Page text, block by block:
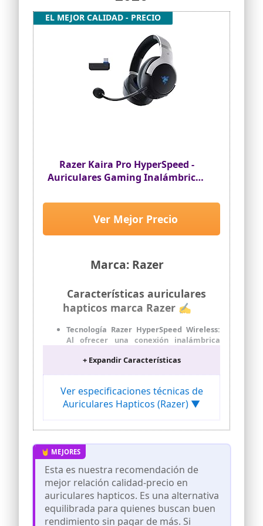
Razer Kaira Pro HyperSpeed -
Auriculares Gaming Inalámbricos
HyperSpeed Wireless, HyperSense
Haptic, HyperSense Haptic,
Micrófono Híbrido Integrado)
Marca: Razer
Ver Mejor Precio
EL MEJOR CALIDAD - PRECIO
Características auriculares
hapticos marca Razer ✍
Tecnología Razer HyperSpeed Wireless:
Al ofrecer una conexión inalámbrica
dongle USB Type C incluido, los
de baja latencia que satisface las
exigencias del juego competitivo en
numerosas plataformas.
Razer HyperSense con tecnología
háptica: Al convertir las señales de
Razer Kaira Pro HyperSpeed
proporcionan una retroalimentación
táctil desde dentro de cada auricular,
con un nivel de intensidad
personalizable para una verdadera
experiencia de inmersión.
Diafragmas de titanio de 50 mm Razer
+ Expandir Características
Ver especificaciones técnicas de
Auriculares Hapticos (Razer) ▼
Esta es nuestra recomendación de
mejor relación calidad-precio en
auriculares hapticos. Es una alternativa
equilibrada para quienes buscan buen
rendimiento sin pagar de más. Si